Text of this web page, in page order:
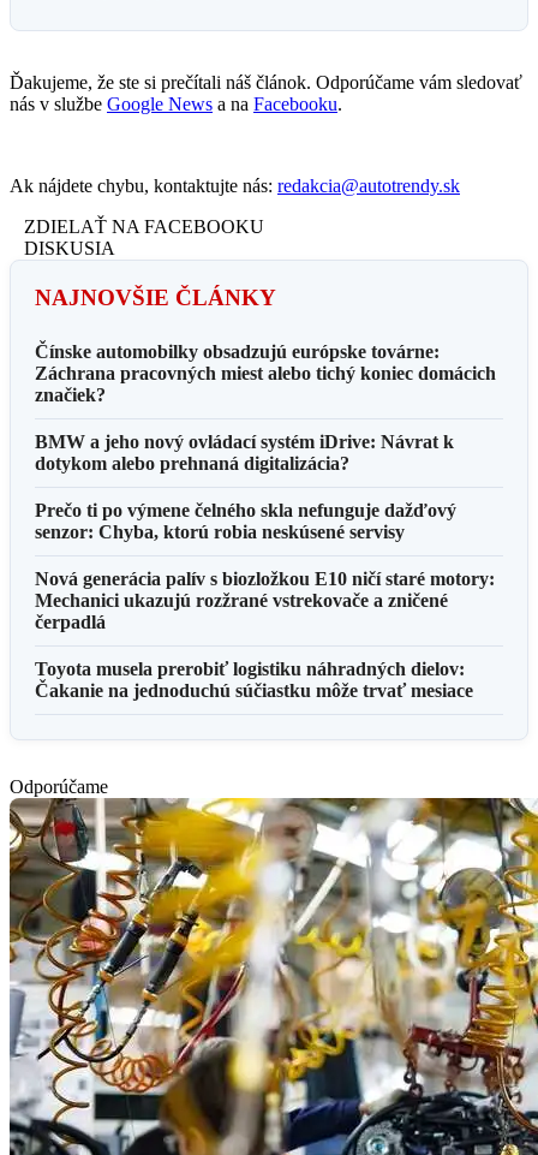
Ďakujeme, že ste si prečítali náš článok. Odporúčame vám sledovať
nás v službe Google News a na Facebooku.
Ak nájdete chybu, kontaktujte nás: redakcia@autotrendy.sk
ZDIELAŤ NA FACEBOOKU
DISKUSIA
NAJNOVŠIE ČLÁNKY
Čínske automobilky obsadzujú európske továrne:
Záchrana pracovných miest alebo tichý koniec domácich
značiek?
BMW a jeho nový ovládací systém iDrive: Návrat k
dotykom alebo prehnaná digitalizácia?
Prečo ti po výmene čelného skla nefunguje dažďový
senzor: Chyba, ktorú robia neskúsené servisy
Nová generácia palív s biozložkou E10 ničí staré motory:
Mechanici ukazujú rozžrané vstrekovače a zničené
čerpadlá
Toyota musela prerobiť logistiku náhradných dielov:
Čakanie na jednoduchú súčiastku môže trvať mesiace
Odporúčame